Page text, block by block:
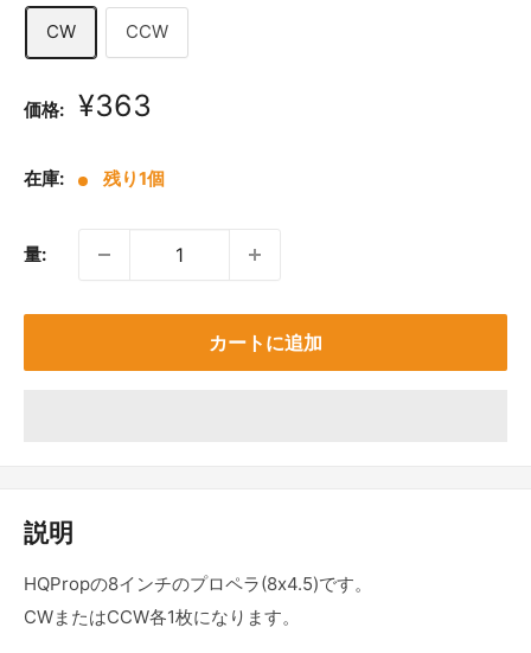
CW
CCW
価格:
販
価
格
¥363
在庫: 残り1個
量:
カートに追加
説明
HQPropの8インチのプロペラ(8x4.5)です。
CWまたはCCW各1枚になります。